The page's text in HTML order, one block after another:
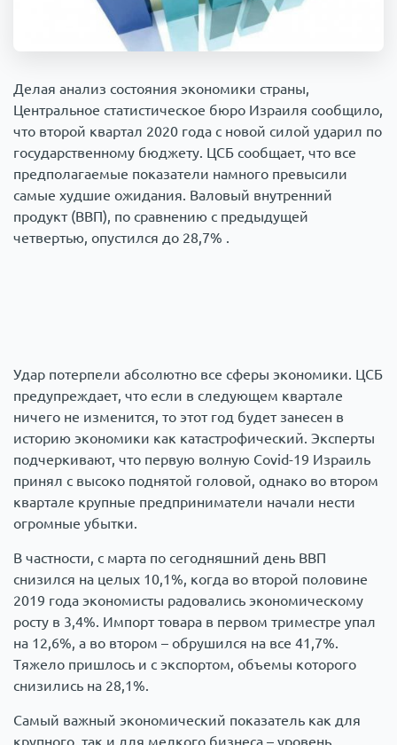
Происшествия 1000 мелочей
Делая анализ состояния экономики страны,
Центральное статистическое бюро Израиля сообщило,
что второй квартал 2020 года с новой силой ударил по
государственному бюджету. ЦСБ сообщает, что все
предполагаемые показатели намного превысили
самые худшие ожидания. Валовый внутренний
продукт (ВВП), по сравнению с предыдущей
четвертью, опустился до 28,7% .
Удар потерпели абсолютно все сферы экономики. ЦСБ
предупреждает, что если в следующем квартале
ничего не изменится, то этот год будет занесен в
историю экономики как катастрофический. Эксперты
подчеркивают, что первую волную Covid-19 Израиль
принял с высоко поднятой головой, однако во втором
квартале крупные предприниматели начали нести
огромные убытки.
В частности, с марта по сегодняшний день ВВП
снизился на целых 10,1%, когда во второй половине
2019 года экономисты радовались экономическому
росту в 3,4%. Импорт товара в первом триместре упал
на 12,6%, а во втором – обрушился на все 41,7%.
Тяжело пришлось и с экспортом, объемы которого
снизились на 28,1%.
Самый важный экономический показатель как для
крупного, так и для мелкого бизнеса – уровень